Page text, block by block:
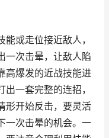
或走位接近敌人，
一次击晕，让敌人陷
高爆发的近战技能进
一套完整的连招，
形开始反击，要灵活
一次击晕的机会。一